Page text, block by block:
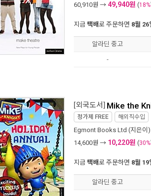
60,910원 → 49,940원 (18%
지금 택배로 주문하면 8월 26
알라딘 중고
-
[외국도서] Mike the
정가제 FREE 해외직수입
Egmont Books Ltd (지은이)
14,600원 → 10,220원 (30%
지금 택배로 주문하면 8월 19
알라딘 중고